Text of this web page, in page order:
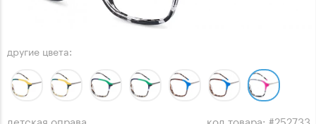
другие цвета: